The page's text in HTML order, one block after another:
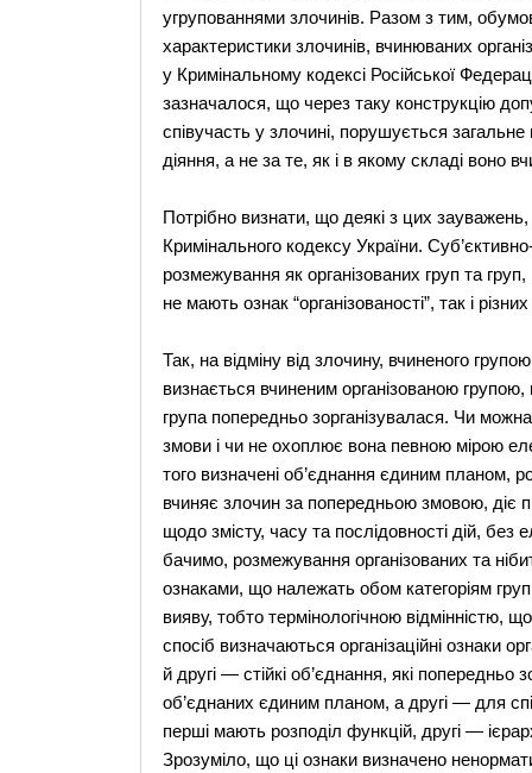
угрупованнями злочинів. Разом з тим,
характеристики злочинів, вчинюваних
у Кримінальному кодексі Російської
зазначалося, що через таку конструкцію
співучасть у злочині, порушується
діяння, а не за те, як і в якому складі воно
Потрібно визнати, що деякі з цих
Кримінального кодексу України.
розмежування як організованих груп та
не мають ознак “організованості”, так і
Так, на відміну від злочину, вчиненого
визнається вчиненим організованою групою,
група попередньо зорганізувалася. Чи
змови і чи не охоплює вона певною мірою
того визначені об’єднання єдиним планом,
вчиняє злочин за попередньою змовою, діє
щодо змісту, часу та послідовності дій, без
бачимо, розмежування організованих та
ознаками, що належать обом категоріям
вияву, тобто термінологічною відмінністю,
спосіб визначаються організаційні ознаки
й другі — стійкі об’єднання, які
об’єднаних єдиним планом, а другі — для
перші мають розподіл функцій, другі —
Зрозуміло, що ці ознаки визначено